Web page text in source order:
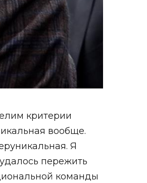
критерии
вообще.
Я
пережить
команды